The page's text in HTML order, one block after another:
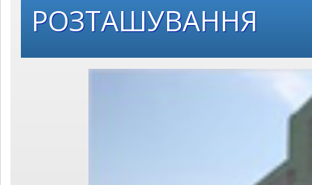
РОЗТАШУВАННЯ